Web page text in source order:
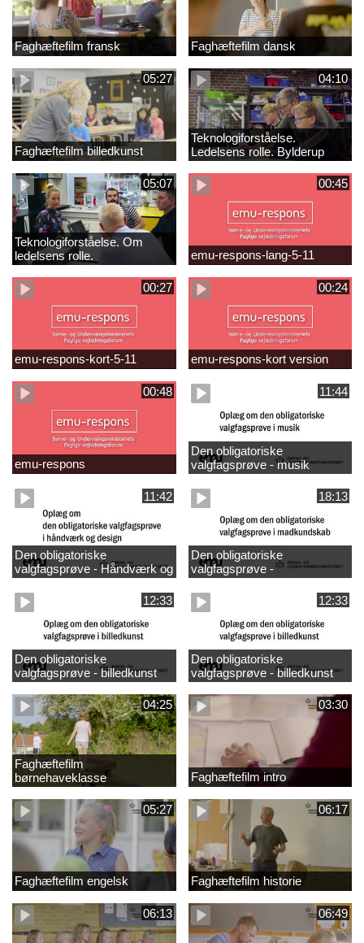
Faghæftefilm fransk Faghæftefilm dansk
05:27
Faghæftefilm billedkunst
04:10
Teknologiforståelse.
Ledelsens rolle. Bylderup
Skole
05:07
Teknologiforståelse. Om
ledelsens rolle.
Sofiendalskolen
00:45
emu-respons-lang-5-11
00:27
emu-respons-kort-5-11
00:24
emu-respons-kort version
00:48
emu-respons
11:44
Den obligatoriske
valgfagsprøve - musik
11:42
Den obligatoriske
valgfagsprøve - Håndværk og
design
18:13
Den obligatoriske
valgfagsprøve -
madkundskab
12:33
Den obligatoriske
valgfagsprøve - billedkunst
større LK
12:33
Den obligatoriske
valgfagsprøve - billedkunst
04:25
Faghæftefilm
børnehaveklasse
03:30
Faghæftefilm intro
05:27
Faghæftefilm engelsk
06:17
Faghæftefilm historie
06:13 06:49